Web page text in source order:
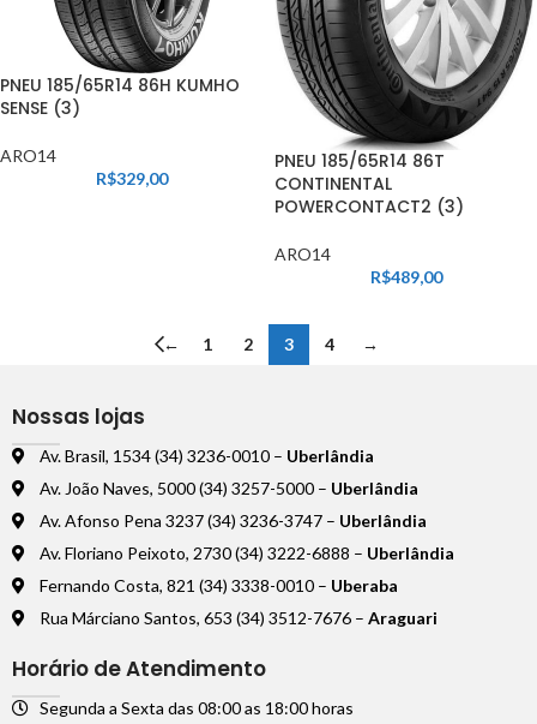
PNEU 185/65R14 86H KUMHO
SENSE (3)
ARO14
R$329,00
PNEU 185/65R14 86T
CONTINENTAL
POWERCONTACT2 (3)
ARO14
R$489,00
← 1 2 3 4 →
Nossas lojas
Av. Brasil, 1534 (34) 3236-0010 – Uberlândia
Av. João Naves, 5000 (34) 3257-5000 – Uberlândia
Av. Afonso Pena 3237 (34) 3236-3747 – Uberlândia
Av. Floriano Peixoto, 2730 (34) 3222-6888 – Uberlândia
Fernando Costa, 821 (34) 3338-0010 – Uberaba
Rua Márciano Santos, 653 (34) 3512-7676 – Araguari
Horário de Atendimento
Segunda a Sexta das 08:00 as 18:00 horas